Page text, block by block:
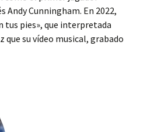
Cunningham. En 2022,
tus pies», que interpretada
que su vídeo musical, grabado